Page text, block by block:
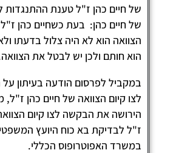
חיים כהן ז"ל טענת ההתנגדות לקיום
חיים כהן: בעת כשחיים כהן ז"ל עשה את
הוא לא היה צלול בדעתו ולא ידע
חותם ולכן יש לבטל את הצוואה.
לפרסום הודעה בעיתון על הגשת
קיום הצוואה של חיים כהן ז"ל, מעביר
את הבקשה לצו קיום הצוואה של
לבדיקת בא כוח היועץ המשפטי
האפוטרופוס הכללי.